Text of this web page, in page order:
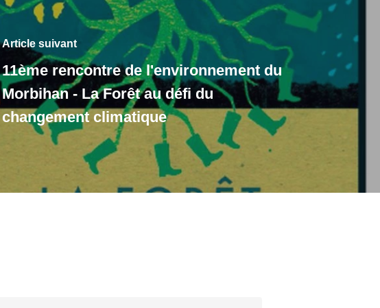
Article suivant
11ème rencontre de l'environnement du
Morbihan - La Forêt au défi du
changement climatique